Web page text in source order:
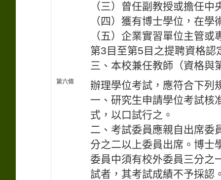
（三）曾任副教授或擔任
（四）獲有博士學位，在學
（五）企業實習單位主管
第3目至第5目之提聘資格
三、本校兼任教師（資格與
第六條
辦理學位考試，應符合下列
一、研究生申請學位考試核
式，以口試行之。
二、考試委員應親自出席委
分之二以上委員出席。博士
委員中須有校外委員三分之
試者，其考試成績不予採認